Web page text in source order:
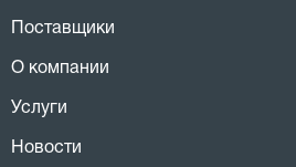
Поставщики
О компании
Услуги
Новости